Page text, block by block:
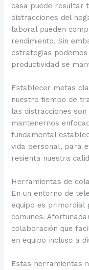
casa puede resultar
distracciones del
laboral pueden
rendimiento. Sin
estrategias
productividad se
Establecer metas
nuestro tiempo de
las distracciones
mantenernos
fundamental
vida personal, para
resienta nuestra
Herramientas de
En un entorno de
equipo es primordial
comunes.
colaboración que
en equipo incluso a
Estas herramientas